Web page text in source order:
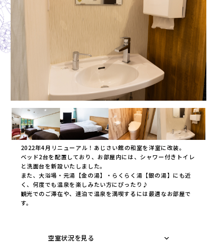
2022年4月リニューアル！あじさい館の和室を洋室に改装。
ベッド2台を配置しており、お部屋内には、シャワー付きトイレ
と洗面台を新設いたしました。
また、大浴場・元湯【金の湯】・らくらく湯【銀の湯】にも近
く、何度でも温泉を楽しみたい方にぴったり♪
観光でのご滞在や、連泊で温泉を満喫するには最適なお部屋で
す。
空室状況を見る